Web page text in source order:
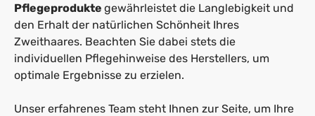
Pflegeprodukte gewährleistet die Langlebigkeit und
den Erhalt der natürlichen Schönheit Ihres
Zweithaares. Beachten Sie dabei stets die
individuellen Pflegehinweise des Herstellers, um
optimale Ergebnisse zu erzielen.
Unser erfahrenes Team steht Ihnen zur Seite, um Ihre